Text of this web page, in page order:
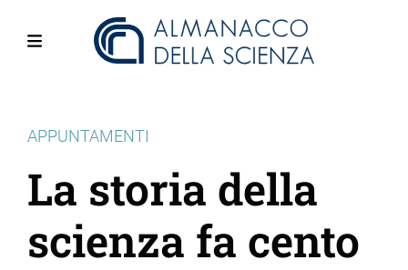
APPUNTAMENTI
La storia della
scienza fa cento